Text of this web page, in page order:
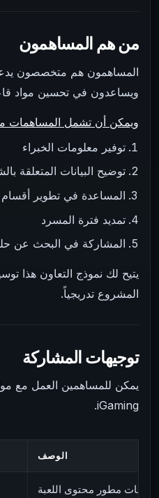
من هم المساهمون
المساهمون هم متخصصون
ويساعدون في تحسين مواد
ويمكن أن تشمل المساهمات
توفير معلومات الخبراء
توضيح البيانات المتعلقة
المساعدة في تطوير
تمديد فترة المسرد
المشاركة في البحث عن
يتيح لك نموذج التعاون هذا
المشروع تدريجياً.
توجيهات المشاركة
يمكن للمساهمين العمل مع
iGaming.
الوصف
مطور محتوى اللعبة